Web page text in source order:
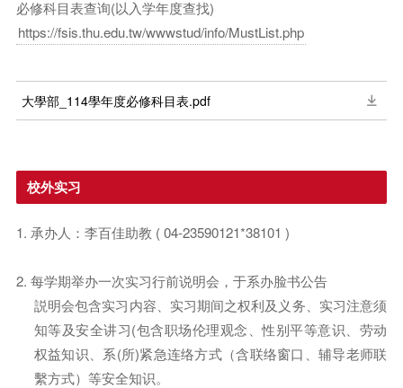
必修科目表查询(以入学年度查找)
https://fsis.thu.edu.tw/wwwstud/info/MustList.php
大學部_114學年度必修科目表.pdf
校外实习
1. 承办人：李百佳助教 ( 04-23590121*38101 )
2. 每学期举办一次实习行前说明会，于系办脸书公告
説明会包含实习内容、实习期间之权利及义务、实习注意须
知等及安全讲习(包含职场伦理观念、性别平等意识、劳动
权益知识、系(所)紧急连络方式（含联络窗口、辅导老师联
繫方式）等安全知识。